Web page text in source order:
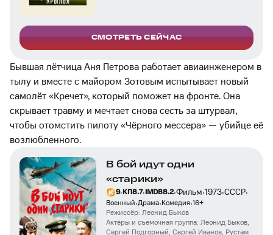
СМОТРЕТЬ СЕЙЧАС
Бывшая лётчица Аня Петрова работает авиаинженером в
тылу и вместе с майором Зотовым испытывает новый
самолёт «Кречет», который поможет на фронте. Она
скрывает травму и мечтает снова сесть за штурвал,
чтобы отомстить пилоту «Чёрного мессера» — убийце её
возлюбленного.
В бой идут одни
«старики»
9·КП8.7·IMDB8.2·Фильм·1973·СССР·
Военный·Драма·Комедия·16+
Режиссёр: Леонид Быков
Актёры и съемочная группа: Леонид Быков,
Сергей Подгорный, Сергей Иванов, Рустам